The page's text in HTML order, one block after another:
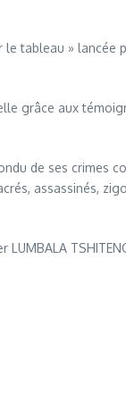
tableau » lancée
grâce aux
de ses crimes
assassinés,